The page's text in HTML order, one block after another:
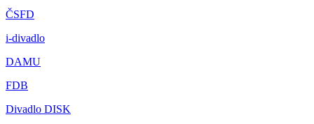
ČSFD
i-divadlo
DAMU
FDB
Divadlo DISK